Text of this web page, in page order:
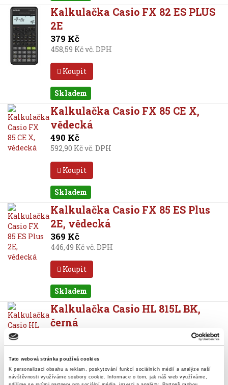
Tato webová stránka používá cookies
K personalizaci obsahu a reklam, poskytování funkcí sociálních médií a analýze naší
návštěvnosti využíváme soubory cookie.
Informace o tom, jak náš web využíváme,
Kalkulačka Casio FX 82 ES PLUS
2E
379 Kč
458,59 Kč vč. DPH
Koupit
Skladem
Kalkulačka Casio FX 85 CE X,
vědecká
490 Kč
592,90 Kč vč. DPH
Koupit
Skladem
Kalkulačka Casio FX 85 ES Plus
2E, vědecká
369 Kč
446,49 Kč vč. DPH
Koupit
Skladem
Kalkulačka Casio HL 815L BK,
černá
127,05 Kč vč. DPH
Koupit